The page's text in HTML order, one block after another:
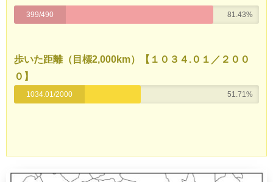
399/490 81.43%
歩いた距離（目標2,000km）
【１０３４.０１／２００
０】
1034.01/2000 51.71%